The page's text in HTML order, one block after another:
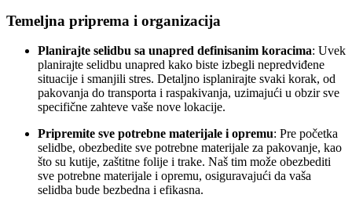
Temeljna priprema i organizacija
Planirajte selidbu sa unapred definisanim koracima: Uvek
planirajte selidbu unapred kako biste izbegli nepredviđene
situacije i smanjili stres. Detaljno isplanirajte svaki korak, od
pakovanja do transporta i raspakivanja, uzimajući u obzir sve
specifične zahteve vaše nove lokacije.
Pripremite sve potrebne materijale i opremu: Pre početka
selidbe, obezbedite sve potrebne materijale za pakovanje, kao
što su kutije, zaštitne folije i trake. Naš tim može obezbediti
sve potrebne materijale i opremu, osiguravajući da vaša
selidba bude bezbedna i efikasna.